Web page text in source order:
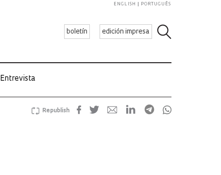
boletín edición impresa
ENGLISH PORTUGUÊS
Entrevista
Republish